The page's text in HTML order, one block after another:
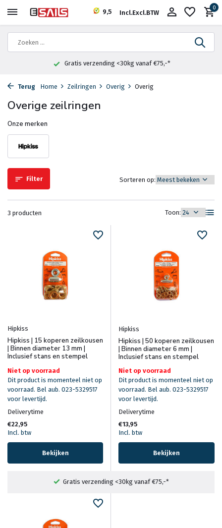
9,5 Incl.Excl.BTW
0
Gratis verzending <30kg vanaf €75,-*
Terug Home Zeilringen Overig Overig
Overige zeilringen
Onze merken
Filter
3 producten Toon:
Sorteren op:
Hipkiss
Hipkiss | 15 koperen zeilkousen
| Binnen diameter 13 mm |
Inclusief stans en stempel
Niet op voorraad
Dit product is momenteel niet op
voorraad. Bel aub. 023-5329517
voor levertijd.
Deliverytime
€22,95
Incl. btw
Bekijken
Hipkiss
Hipkiss | 50 koperen zeilkousen
| Binnen diameter 6 mm |
Inclusief stans en stempel
Niet op voorraad
Dit product is momenteel niet op
voorraad. Bel aub. 023-5329517
voor levertijd.
Deliverytime
€13,95
Incl. btw
Bekijken
Gratis verzending <30kg vanaf €75,-*